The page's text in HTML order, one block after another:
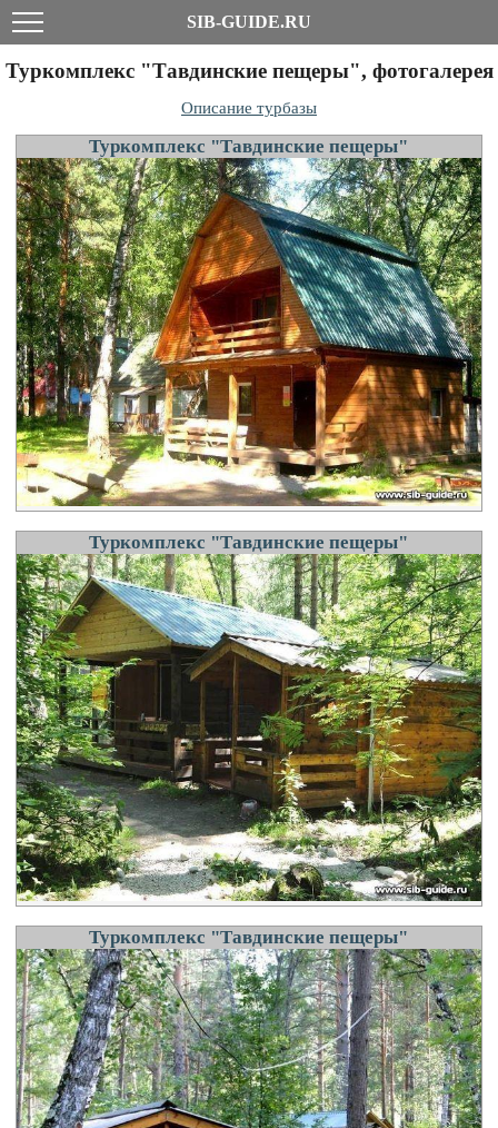
SIB-GUIDE.RU
Туркомплекс "Тавдинские пещеры", фотогалерея
Описание турбазы
Туркомплекс "Тавдинские пещеры"
Туркомплекс "Тавдинские пещеры"
Туркомплекс "Тавдинские пещеры"